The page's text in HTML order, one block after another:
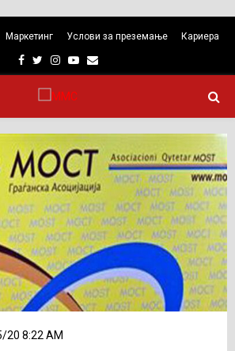
Маркетинг Услови за преземање Кариера
Facebook
TwitterInstagram
Youtube
Email
20 8:22 AM